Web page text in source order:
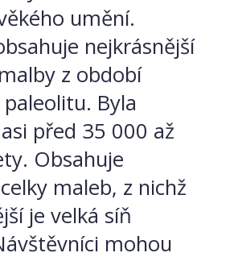
umění.
nejkrásnější
z období
Byla
před 35 000 až
Obsahuje
maleb, z nichž
je velká síň
mohou